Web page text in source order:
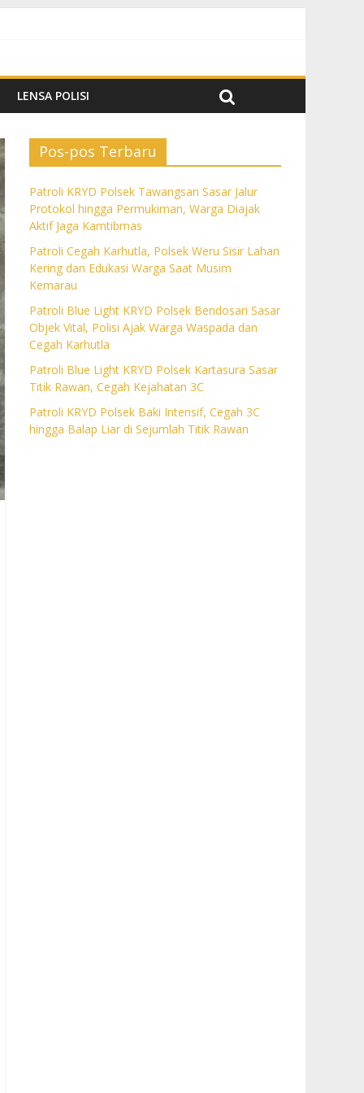
Cegah Karhutla
LENSA POLISI
Pos-pos Terbaru
Patroli KRYD Polsek Tawangsari Sasar Jalur
Protokol hingga Permukiman, Warga Diajak
Aktif Jaga Kamtibmas
Patroli Cegah Karhutla, Polsek Weru Sisir Lahan
Kering dan Edukasi Warga Saat Musim
Kemarau
Patroli Blue Light KRYD Polsek Bendosari Sasar
Objek Vital, Polisi Ajak Warga Waspada dan
Cegah Karhutla
Patroli Blue Light KRYD Polsek Kartasura Sasar
Titik Rawan, Cegah Kejahatan 3C
Patroli KRYD Polsek Baki Intensif, Cegah 3C
hingga Balap Liar di Sejumlah Titik Rawan